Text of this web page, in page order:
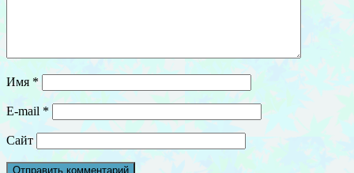
Имя *
E-mail *
Сайт